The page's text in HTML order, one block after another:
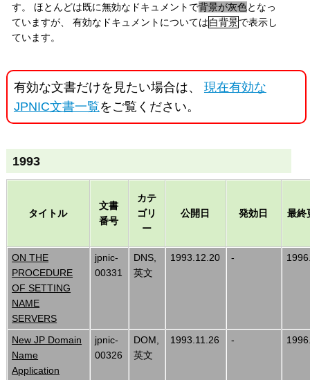
す。 ほとんどは既に無効なドキュメントで背景が灰色となっ
ていますが、 有効なドキュメントについては白背景で表示し
ています。
有効な文書だけを見たい場合は、 現在有効な
JPNIC文書一覧をご覧ください。
1993
タイトル
文書
番号
カテ
ゴリ
ー
公開日 発効日 最終
ON THE
PROCEDURE
OF SETTING
NAME
SERVERS
jpnic-
00331
DNS,
英文
1993.12.20 -
New JP Domain
Name
Application
jpnic-
00326
DOM,
英文
1993.11.26 -